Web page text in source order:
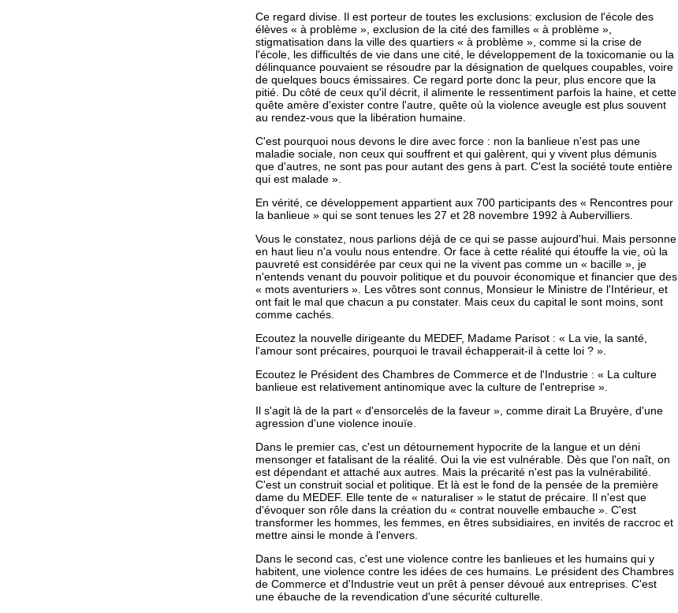
Ce regard divise. Il est porteur de toutes les exclusions: exclusion de l'école des
élèves « à problème », exclusion de la cité des familles « à problème »,
stigmatisation dans la ville des quartiers « à problème », comme si la crise de
l'école, les difficultés de vie dans une cité, le développement de la toxicomanie ou la
délinquance pouvaient se résoudre par la désignation de quelques coupables, voire
de quelques boucs émissaires. Ce regard porte donc la peur, plus encore que la
pitié. Du côté de ceux qu'il décrit, il alimente le ressentiment parfois la haine, et cette
quête amère d'exister contre l'autre, quête où la violence aveugle est plus souvent
au rendez-vous que la libération humaine.
C'est pourquoi nous devons le dire avec force : non la banlieue n'est pas une
maladie sociale, non ceux qui souffrent et qui galèrent, qui y vivent plus démunis
que d'autres, ne sont pas pour autant des gens à part. C'est la société toute entière
qui est malade ».
En vérité, ce développement appartient aux 700 participants des « Rencontres pour
la banlieue » qui se sont tenues les 27 et 28 novembre 1992 à Aubervilliers.
Vous le constatez, nous parlions déjà de ce qui se passe aujourd'hui. Mais personne
en haut lieu n'a voulu nous entendre. Or face à cette réalité qui étouffe la vie, où la
pauvreté est considérée par ceux qui ne la vivent pas comme un « bacille », je
n'entends venant du pouvoir politique et du pouvoir économique et financier que des
« mots aventuriers ». Les vôtres sont connus, Monsieur le Ministre de l'Intérieur, et
ont fait le mal que chacun a pu constater. Mais ceux du capital le sont moins, sont
comme cachés.
Ecoutez la nouvelle dirigeante du MEDEF, Madame Parisot : « La vie, la santé,
l'amour sont précaires, pourquoi le travail échapperait-il à cette loi ? ».
Ecoutez le Président des Chambres de Commerce et de l'Industrie : « La culture
banlieue est relativement antinomique avec la culture de l'entreprise ».
Il s'agit là de la part « d'ensorcelés de la faveur », comme dirait La Bruyère, d'une
agression d'une violence inouïe.
Dans le premier cas, c'est un détournement hypocrite de la langue et un déni
mensonger et fatalisant de la réalité. Oui la vie est vulnérable. Dès que l'on naît, on
est dépendant et attaché aux autres. Mais la précarité n'est pas la vulnérabilité.
C'est un construit social et politique. Et là est le fond de la pensée de la première
dame du MEDEF. Elle tente de « naturaliser » le statut de précaire. Il n'est que
d'évoquer son rôle dans la création du « contrat nouvelle embauche ». C'est
transformer les hommes, les femmes, en êtres subsidiaires, en invités de raccroc et
mettre ainsi le monde à l'envers.
Dans le second cas, c'est une violence contre les banlieues et les humains qui y
habitent, une violence contre les idées de ces humains. Le président des Chambres
de Commerce et d'Industrie veut un prêt à penser dévoué aux entreprises. C'est
une ébauche de la revendication d'une sécurité culturelle.